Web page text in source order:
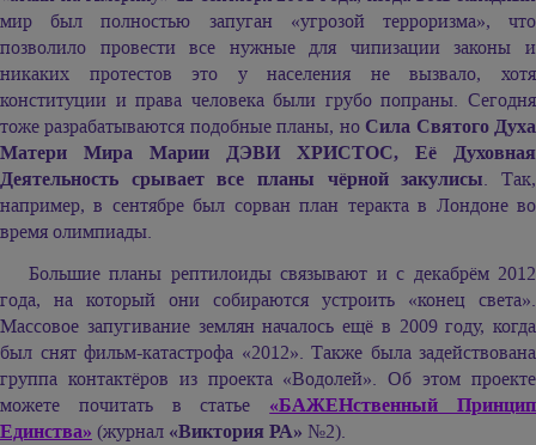
мир был полностью запуган «угрозой терроризма», что
позволило провести все нужные для чипизации законы и
никаких протестов это у населения не вызвало, хотя
конституции и права человека были грубо попраны. Сегодня
тоже разрабатываются подобные планы, но Сила Святого Духа
Матери Мира Марии ДЭВИ ХРИСТОС, Её Духовная
Деятельность срывает все планы чёрной закулисы. Так,
например, в сентябре был сорван план теракта в Лондоне во
время олимпиады.
Большие планы рептилоиды связывают и с декабрём 2012
года, на который они собираются устроить «конец света».
Массовое запугивание землян началось ещё в 2009 году, когда
был снят фильм-катастрофа «2012». Также была задействована
группа контактёров из проекта «Водолей». Об этом проекте
можете почитать в статье «БАЖЕНственный Принцип
Единства» (журнал «Виктория РА» №2).